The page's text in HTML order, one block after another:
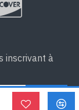
inscrivant à